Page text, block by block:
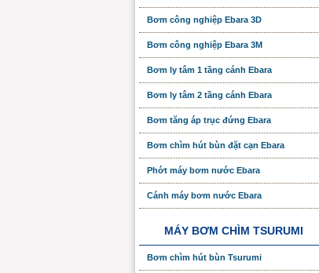
Bơm công nghiệp Ebara 3D
Bơm công nghiệp Ebara 3M
Bơm ly tâm 1 tầng cánh Ebara
Bơm ly tâm 2 tầng cánh Ebara
Bơm tăng áp trục đứng Ebara
Bơm chìm hút bùn đặt cạn Ebara
Phớt máy bơm nước Ebara
Cánh máy bơm nước Ebara
MÁY BƠM CHÌM TSURUMI
Bơm chìm hút bùn Tsurumi